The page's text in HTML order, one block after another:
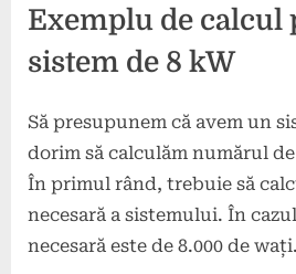
Exemplu de calcul
sistem de 8 kW
Să presupunem că avem un
dorim să calculăm numărul
În primul rând, trebuie să
necesară a sistemului. În
necesară este de 8.000 de wați.